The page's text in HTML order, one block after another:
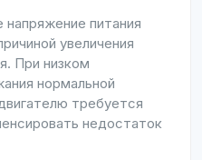
напряжение питания
увеличения
При низком
нормальной
требуется
недостаток